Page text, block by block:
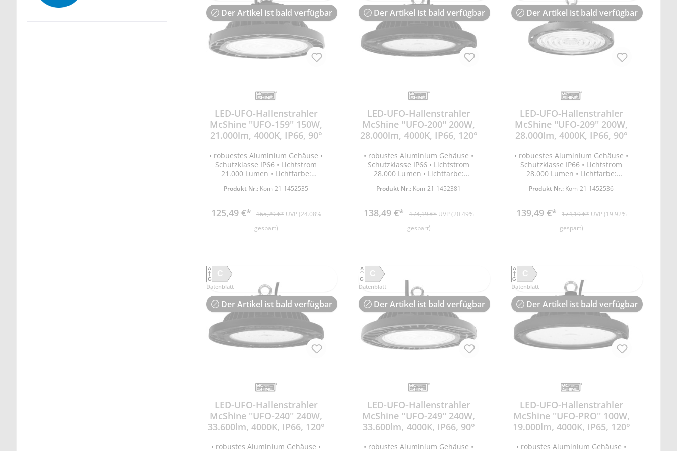
Der Artikel ist bald verfügbar
LED-UFO-Hallenstrahler
McShine ''UFO-159'' 150W,
21.000lm, 4000K, IP66, 90°
• robuestes Aluminium Gehäuse •
Schutzklasse IP66 • Lichtstrom
21.000 Lumen • Lichtfarbe:
K • Abstrahlwinkel 90° •
Spannung 90-305V •
Energieeffizienzklasse C •
Lebensdauer 20.000 Stunden •
bis +40 °C • Maße: ØxH 300x187mm
(inkl. Öse) • Gewicht 3,65kg • 30cm
Anschlussleitung • nicht dimmbar
Produkt Nr.: Kom-21-1452535
125,49 €* 165,29 €* UVP (24.08%
gespart)
Der Artikel ist bald verfügbar
LED-UFO-Hallenstrahler
McShine ''UFO-200'' 200W,
28.000lm, 4000K, IP66, 120°
• robustes Aluminium Gehäuse •
Schutzklasse IP66 • Lichtstrom
28.000 Lumen • Lichtfarbe:
4000K • Abstrahlwinkel 120° •
Spannung 90-305V •
Energieeffizienzklasse C •
Lebensdauer 20.000 Stunden •
bis +40 °C • Maße: ØxH 330x187mm
(inkl. Öse) • Gewicht 4,62kg • 30cm
Anschlussleitung • nicht dimmbar
Produkt Nr.: Kom-21-1452381
138,49 €* 174,19 €* UVP (20.49%
gespart)
Der Artikel ist bald verfügbar
LED-UFO-Hallenstrahler
McShine ''UFO-209'' 200W,
28.000lm, 4000K, IP66, 90°
• robuestes Aluminium Gehäuse •
Schutzklasse IP66 • Lichtstrom
28.000 Lumen • Lichtfarbe:
K • Abstrahlwinkel 90° •
Spannung 90-305V •
Energieeffizienzklasse C •
Lebensdauer 20.000 Stunden •
bis +40 °C • Maße: ØxH 330x187mm
(inkl. Öse) • Gewicht 4,62kg • 30cm
Anschlussleitung • nicht dimmbar
Produkt Nr.: Kom-21-1452536
139,49 €* 174,19 €* UVP (19.92%
gespart)
C
A
G
Datenblatt
Der Artikel ist bald verfügbar
LED-UFO-Hallenstrahler
McShine ''UFO-240'' 240W,
33.600lm, 4000K, IP66, 120°
• robustes Aluminium Gehäuse •
C
A
G
Datenblatt
Der Artikel ist bald verfügbar
LED-UFO-Hallenstrahler
McShine ''UFO-249'' 240W,
33.600lm, 4000K, IP66, 90°
• robustes Aluminium Gehäuse •
C
A
G
Datenblatt
Der Artikel ist bald verfügbar
LED-UFO-Hallenstrahler
McShine ''UFO-PRO'' 100W,
19.000lm, 4000K, IP65, 120°
• robustes Aluminium Gehäuse •